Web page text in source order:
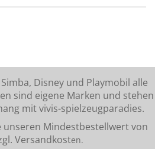
Disney und Playmobil alle
sind eigene Marken und stehen
mit vivis-spielzeugparadies.
Mindestbestellwert von
Versandkosten.